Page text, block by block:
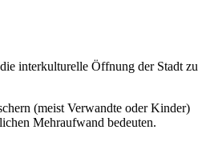
interkulturelle Öffnung der Stadt zu
(meist Verwandte oder Kinder)
Mehraufwand bedeuten.